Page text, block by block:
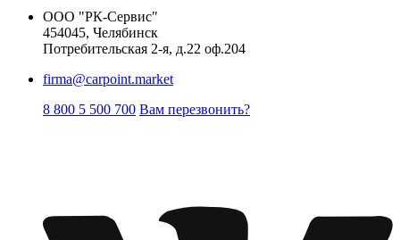
ООО "РК-Сервис"
454045, Челябинск
Потребительская 2-я, д.22 оф.204
firma@carpoint.market
8 800 5 500 700 Вам перезвонить?